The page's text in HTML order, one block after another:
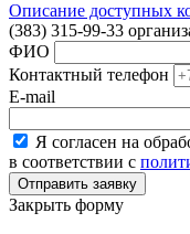
Описание доступных
(383) 315-99-33
ФИО
Контактный телефон
E-mail
Я согласен на
в соответствии с
Закрыть форму